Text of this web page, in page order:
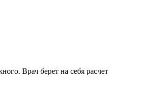
Врач берет на себя расчет